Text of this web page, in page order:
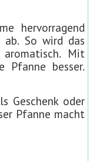
hervorragend
So wird das
aromatisch. Mit
Pfanne besser.
Geschenk oder
Pfanne macht